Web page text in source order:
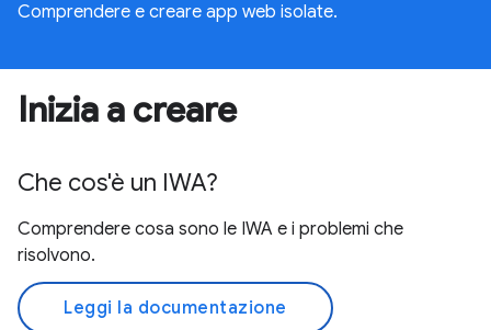
Comprendere e creare app web isolate.
Inizia a creare
Che cos'è un IWA?
Comprendere cosa sono le IWA e i problemi che
risolvono.
Leggi la documentazione